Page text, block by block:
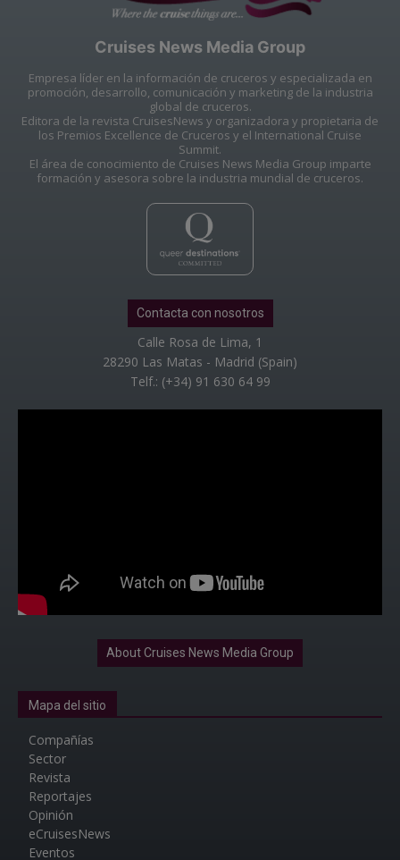
Cruises News Media Group
Empresa líder en la información de cruceros y especializada en
promoción, desarrollo, comunicación y marketing de la industria
global de cruceros.
Editora de la revista CruisesNews y organizadora y propietaria de
los Premios Excellence de Cruceros y el International Cruise
Summit.
El área de conocimiento de Cruises News Media Group imparte
formación y asesora sobre la industria mundial de cruceros.
Contacta con nosotros
Calle Rosa de Lima, 1
28290 Las Matas - Madrid (Spain)
Telf.: (+34) 91 630 64 99
About Cruises News Media Group
Mapa del sitio
Compañías
Sector
Revista
Reportajes
Opinión
eCruisesNews
Eventos